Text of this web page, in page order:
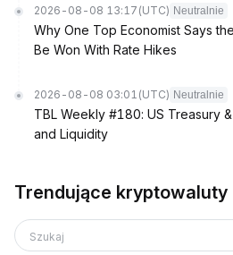
2026-08-08 13:17 (UTC) Neutralnie
Why One Top Economist Says
Be Won With Rate Hikes
2026-08-08 03:01 (UTC) Neutralnie
TBL Weekly #180: US Treasury
and Liquidity
Trendujące kryptowaluty
Szukaj